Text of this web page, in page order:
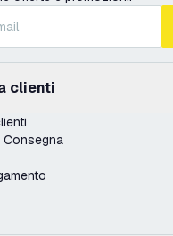
clienti
Consegna